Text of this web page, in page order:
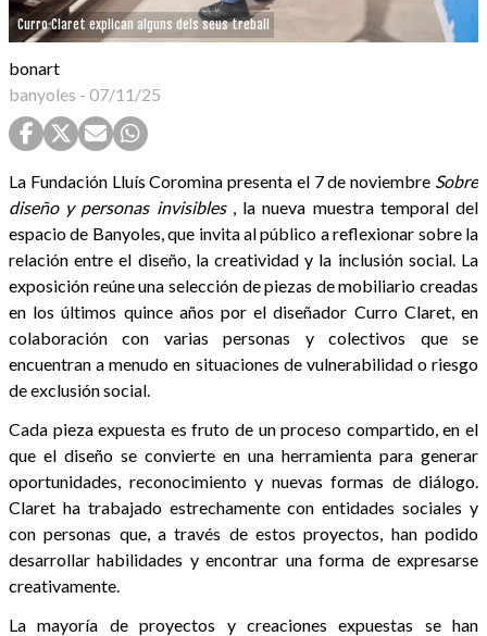
Curro Claret explican alguns dels seus treball
bonart
banyoles - 07/11/25
La Fundación Lluís Coromina presenta el 7 de noviembre Sobre
diseño y personas invisibles, la nueva muestra temporal del
espacio de Banyoles, que invita al público a reflexionar sobre la
relación entre el diseño, la creatividad y la inclusión social. La
exposición reúne una selección de piezas de mobiliario creadas
en los últimos quince años por el diseñador Curro Claret, en
colaboración con varias personas y colectivos que se
encuentran a menudo en situaciones de vulnerabilidad o riesgo
de exclusión social.
Cada pieza expuesta es fruto de un proceso compartido, en el
que el diseño se convierte en una herramienta para generar
oportunidades, reconocimiento y nuevas formas de diálogo.
Claret ha trabajado estrechamente con entidades sociales y
con personas que, a través de estos proyectos, han podido
desarrollar habilidades y encontrar una forma de expresarse
creativamente.
La mayoría de proyectos y creaciones expuestas se han